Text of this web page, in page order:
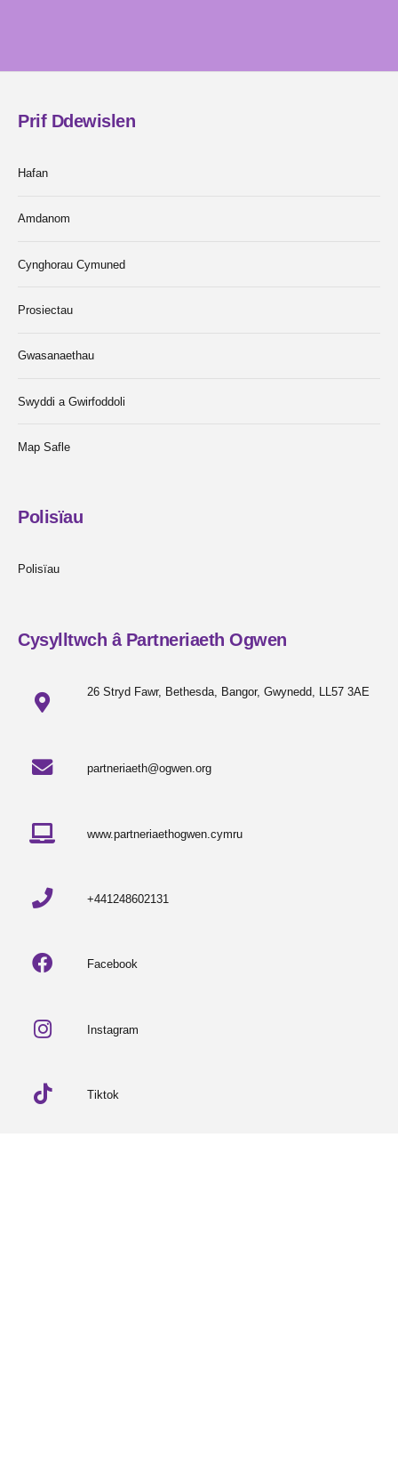
Prif Ddewislen
Hafan
Amdanom
Cynghorau Cymuned
Prosiectau
Gwasanaethau
Swyddi a Gwirfoddoli
Map Safle
Polisïau
Polisïau
Cysylltwch â Partneriaeth Ogwen
26 Stryd Fawr, Bethesda, Bangor, Gwynedd, LL57 3AE
partneriaeth@ogwen.org
www.partneriaethogwen.cymru
+441248602131
Facebook
Instagram
Tiktok